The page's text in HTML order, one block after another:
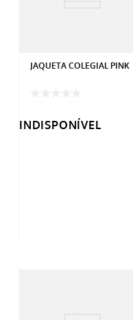
JAQUETA COLEGIAL PINK
INDISPONÍVEL